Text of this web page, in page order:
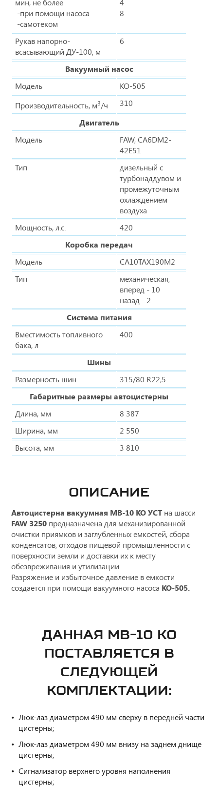
мин, не более
-при помощи насоса
-самотеком
4
8
Рукав напорно-
всасывающий ДУ-100, м
6
Вакуумный насос
Модель
КО-505
Производительность, м3/ч
310
Двигатель
Модель
FAW, CA6DM2-
42Е51
Тип
дизельный с
турбонаддувом и
промежуточным
охлаждением
воздуха
Мощность, л.с.
420
Коробка передач
Модель
CA10TAX190M2
Тип
механическая,
вперед - 10
назад - 2
Система питания
Вместимость топливного
бака, л
400
Шины
Размерность шин
315/80 R22,5
Габаритные размеры автоцистерны
Длина, мм
8 387
Ширина, мм
2 550
Высота, мм
3 810
ОПИСАНИЕ
Автоцистерна вакуумная МВ-10 КО УСТна шасси
FAW 3250 предназначена для механизированной
очистки приямков и заглубленных емкостей, сбора
конденсатов, отходов пищевой промышленности с
поверхности земли и доставки их к месту
обезвреживания и утилизации.
Разряжение и избыточное давление в емкости
создается при помощи вакуумного насоса КО-505.
ДАННАЯ МВ-10 КО
ПОСТАВЛЯЕТСЯ В
СЛЕДУЮЩЕЙ
КОМПЛЕКТАЦИИ:
Люк-лаз диаметром 490 мм сверху в передней части
цистерны;
Люк-лаз диаметром 490 мм внизу на заднем днище
цистерны;
Сигнализатор верхнего уровня наполнения
цистерны;